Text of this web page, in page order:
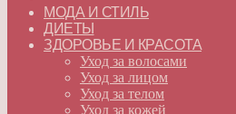
МОДА И СТИЛЬ
ДИЕТЫ
ЗДОРОВЬЕ И КРАСОТА
Уход за волосами
Уход за лицом
Уход за телом
Уход за кожей